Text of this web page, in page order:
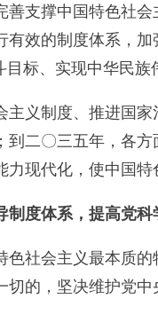
善支撑中国特色社
有效的制度体系，
目标、实现中华民
主义制度、推进国
到二〇三五年，各
力现代化，使中国
制度体系，提高党
色社会主义最本质
切的，坚决维护党